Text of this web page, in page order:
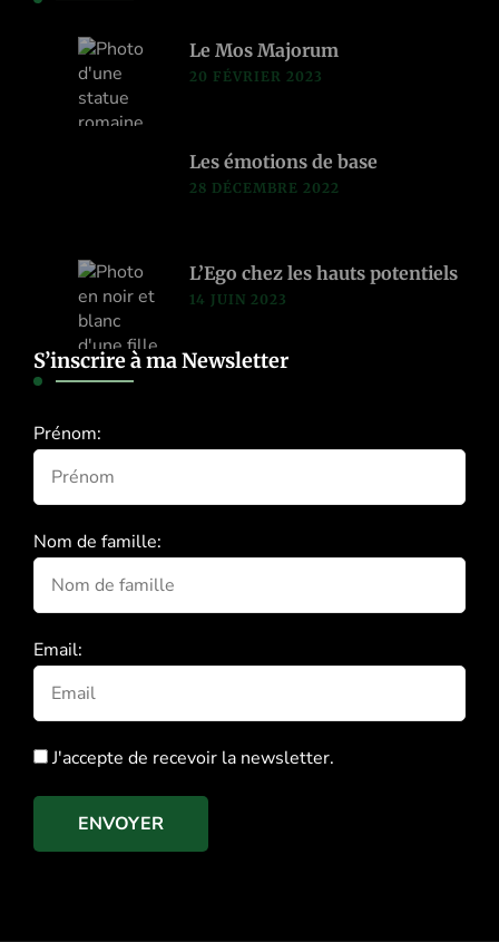
Le Mos Majorum
20 FÉVRIER 2023
Les émotions de base
28 DÉCEMBRE 2022
L’Ego chez les hauts potentiels
14 JUIN 2023
S’inscrire à ma Newsletter
Prénom:
Nom de famille:
Email:
J'accepte de recevoir la newsletter.
ENVOYER